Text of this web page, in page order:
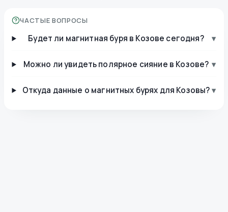
ЧАСТЫЕ ВОПРОСЫ
Будет ли магнитная буря в Козове сегодня? ▾
Можно ли увидеть полярное сияние в Козове? ▾
Откуда данные о магнитных бурях для Козовы? ▾